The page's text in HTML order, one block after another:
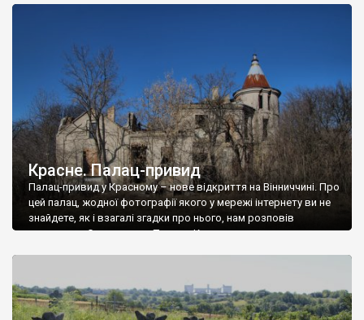
Красне. Палац-привид
Палац-привид у Красному – нове відкриття на Вінниччині. Про
цей палац, жодної фотографії якого у мережі інтернету ви не
знайдете, як і взагалі згадки про нього, нам розповів
мешканець Самгородка. Палац у Красному вразив не лише